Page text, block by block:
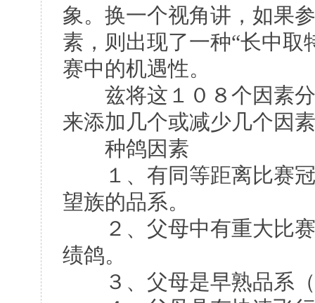
象。换一个视角讲，如果
素，则出现了一种“长中取
赛中的机遇性。
兹将这１０８个因素分
来添加几个或减少几个因
种鸽因素
１、有同等距离比赛冠
望族的品系。
２、父母中有重大比赛
绩鸽。
３、父母是早熟品系（